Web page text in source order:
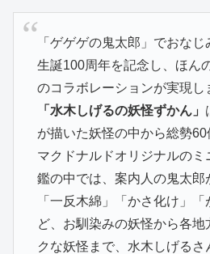
「ゲゲゲの鬼太郎」でおな
生誕100周年を記念し、ほん
のコラボレーションが実現し
「水木しげるの妖怪ずかん」
が描いた妖怪の中から総勢60
マクドナルドオリジナルのミ
鑑の中では、案内人の鬼太郎
「一反木綿」「かさ化け」
ど、お馴染みの妖怪から各地
クな妖怪まで、水木しげる